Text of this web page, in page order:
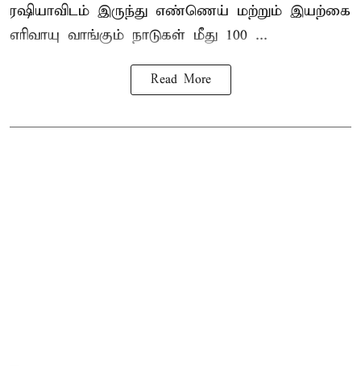
ரஷியாவிடம் இருந்து எண்ணெய் மற்றும் இயற்கை
எரிவாயு வாங்கும் நாடுகள் மீது 100 ...
Read More